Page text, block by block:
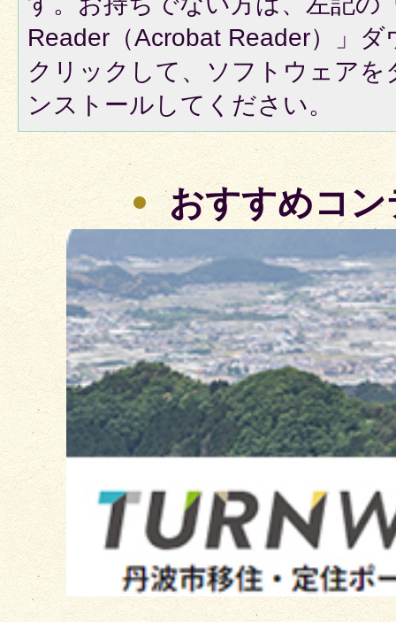
Reader（Acrobat Reader）」
クリックして、ソフトウェア
ンストールしてください。
おすすめコン
3
枚
目
の
ス